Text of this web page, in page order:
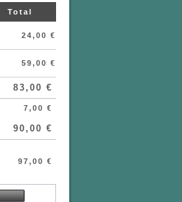
Total
83,00 €
7,00 €
90,00 €
97,00 €
24,00 €
59,00 €